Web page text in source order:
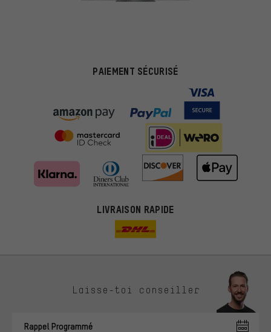
PAIEMENT SÉCURISÉ
LIVRAISON RAPIDE
Laisse-toi conseiller
Rappel Programmé
Des offres plus adaptées
Au lieu de pubs au hasard, nous afficherons des offres plus
intérêts et à te présenter des offres et des conseils sur mesure.